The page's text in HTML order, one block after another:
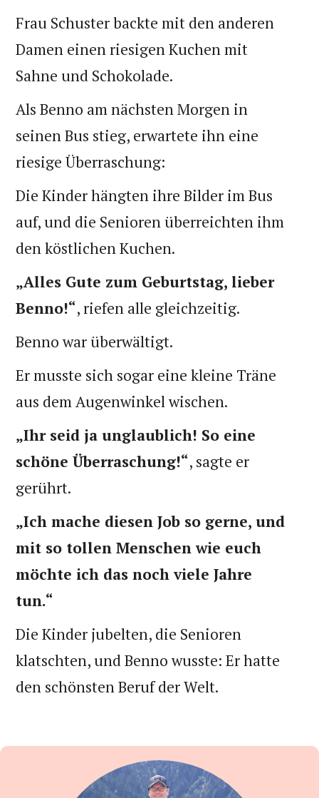
Frau Schuster backte mit den anderen
Damen einen riesigen Kuchen mit
Sahne und Schokolade.
Als Benno am nächsten Morgen in
seinen Bus stieg, erwartete ihn eine
riesige Überraschung:
Die Kinder hängten ihre Bilder im Bus
auf, und die Senioren überreichten ihm
den köstlichen Kuchen.
„Alles Gute zum Geburtstag, lieber
Benno!“, riefen alle gleichzeitig.
Benno war überwältigt.
Er musste sich sogar eine kleine Träne
aus dem Augenwinkel wischen.
„Ihr seid ja unglaublich! So eine
schöne Überraschung!“, sagte er
gerührt.
„Ich mache diesen Job so gerne, und
mit so tollen Menschen wie euch
möchte ich das noch viele Jahre
tun.“
Die Kinder jubelten, die Senioren
klatschten, und Benno wusste: Er hatte
den schönsten Beruf der Welt.